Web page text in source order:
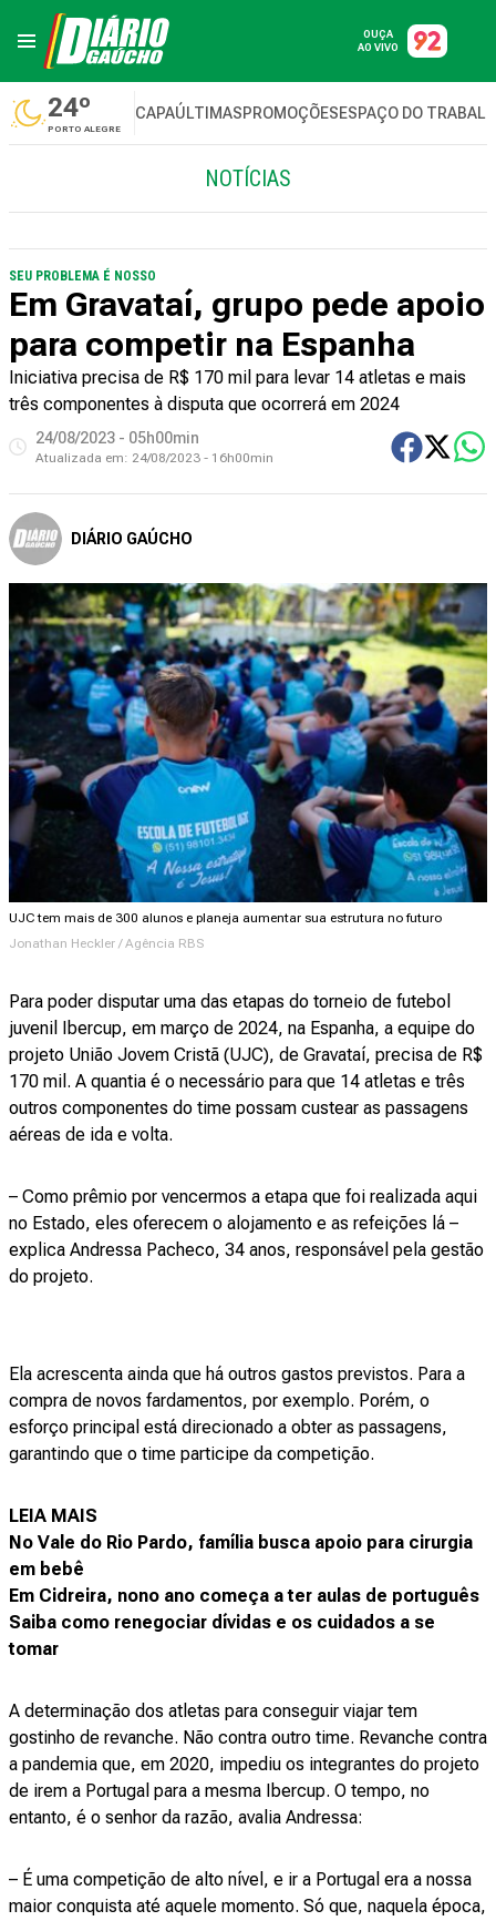
OUÇA
AO VIVO
24º
PORTO ALEGRE
CAPAÚLTIMASPROMOÇÕESESPAÇO DO
NOTÍCIAS
SEU PROBLEMA É NOSSO
Em Gravataí, grupo pede apoio
para competir na Espanha
Iniciativa precisa de R$ 170 mil para levar 14 atletas e mais
três componentes à disputa que ocorrerá em 2024
24/08/2023 - 05h00min
Atualizada em: 24/08/2023 - 16h00min
DIÁRIO GAÚCHO
UJC tem mais de 300 alunos e planeja aumentar sua estrutura no futuro
Jonathan Heckler / Agência RBS
Para poder disputar uma das etapas do torneio de futebol
juvenil Ibercup, em março de 2024, na Espanha, a equipe do
projeto União Jovem Cristã (UJC), de Gravataí, precisa de R$
170 mil. A quantia é o necessário para que 14 atletas e três
outros componentes do time possam custear as passagens
aéreas de ida e volta.
– Como prêmio por vencermos a etapa que foi realizada aqui
no Estado, eles oferecem o alojamento e as refeições lá –
explica Andressa Pacheco, 34 anos, responsável pela gestão
do projeto.
Ela acrescenta ainda que há outros gastos previstos. Para a
compra de novos fardamentos, por exemplo. Porém, o
esforço principal está direcionado a obter as passagens,
garantindo que o time participe da competição.
LEIA MAIS
No Vale do Rio Pardo, família busca apoio para cirurgia
em bebê
Em Cidreira, nono ano começa a ter aulas de português
Saiba como renegociar dívidas e os cuidados a se
tomar
A determinação dos atletas para conseguir viajar tem
gostinho de revanche. Não contra outro time. Revanche contra
a pandemia que, em 2020, impediu os integrantes do projeto
de irem a Portugal para a mesma Ibercup. O tempo, no
entanto, é o senhor da razão, avalia Andressa:
– É uma competição de alto nível, e ir a Portugal era a nossa
maior conquista até aquele momento. Só que, naquela época,